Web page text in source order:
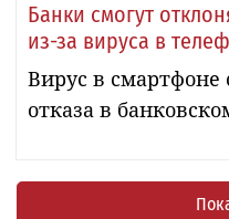
Банки смогут
из-за вируса в
Вирус в смартфоне
отказа в